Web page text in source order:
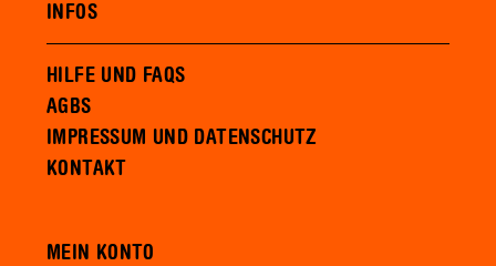
INFOS
HILFE UND FAQS
AGBS
IMPRESSUM UND DATENSCHUTZ
KONTAKT
MEIN KONTO